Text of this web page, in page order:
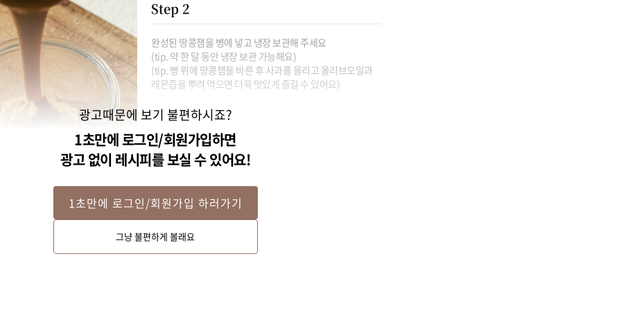
Step 2
완성된 땅콩잼을 병에 넣고 냉장 보관해 주세요
(tip. 약 한 달 동안 냉장 보관 가능해요)
(tip. 빵 위에 땅콩잼을 바른 후 사과를 올리고 올리브오일과
레몬즙을 뿌려 먹으면 더욱 맛있게 즐길 수 있어요)
광고때문에 보기 불편하시죠?
1초만에 로그인/회원가입하면
광고 없이 레시피를 보실 수 있어요!
1초만에 로그인/회원가입 하러가기
그냥 불편하게 볼래요